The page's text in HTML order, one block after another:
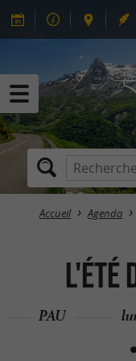
Accueil Agenda
L'été
PAU